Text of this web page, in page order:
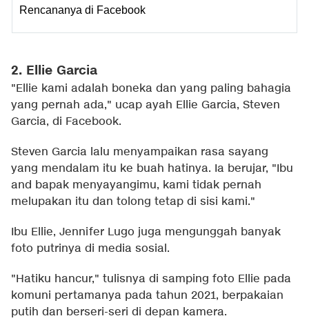
Rencananya di Facebook
2. Ellie Garcia
"Ellie kami adalah boneka dan yang paling bahagia
yang pernah ada," ucap ayah Ellie Garcia, Steven
Garcia, di Facebook.
Steven Garcia lalu menyampaikan rasa sayang
yang mendalam itu ke buah hatinya. Ia berujar, "Ibu
and bapak menyayangimu, kami tidak pernah
melupakan itu dan tolong tetap di sisi kami."
Ibu Ellie, Jennifer Lugo juga mengunggah banyak
foto putrinya di media sosial.
"Hatiku hancur," tulisnya di samping foto Ellie pada
komuni pertamanya pada tahun 2021, berpakaian
putih dan berseri-seri di depan kamera.